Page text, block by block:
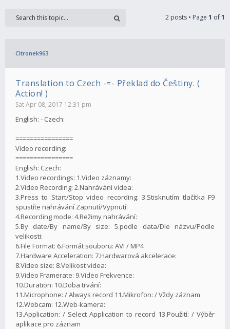
2 posts • Page 1 of1
Citronek963
Translation to Czech -=- Překlad do Češtiny. (
Action! )
Sat Apr 08, 2017 12:31 pm
English: - Czech:
================
Video recording:
================
English: Czech:
1.Video recordings: 1.Video záznamy:
2.Video Recording: 2.Nahrávání videa:
3.Press to Start/Stop video recording: 3.Stisknutím tlačítka F9
spustíte nahrávání Zapnutí/Vypnutí:
4.Recording mode: 4.Režimy nahrávání:
5.By date/By name/By size: 5.podle data/Dle názvu/Podle
velikosti:
6.File Format: 6.Formát souboru: AVI / MP4
7.Hardware Acceleration: 7.Hardwarová akcelerace:
8.Video size: 8.Velikost videa:
9.Video Framerate: 9.Video Frekvence:
10.Duration: 10.Doba trvání:
11.Microphone: / Always record 11.Mikrofon: / Vždy záznam
12.Webcam: 12.Web-kamera:
13.Application: / Select Application to record 13.Použití: / Výběr
aplikace pro záznam